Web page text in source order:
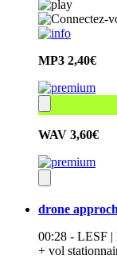
MP3 2,40€
WAV 3,60€
drone
00:28 - LESF |
+ vol